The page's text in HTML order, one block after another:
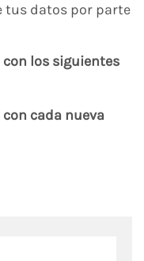
tus datos por parte
los siguientes
cada nueva